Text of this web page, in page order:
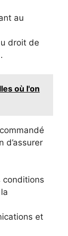
au
droit de
où l'on
d’assurer
conditions
et